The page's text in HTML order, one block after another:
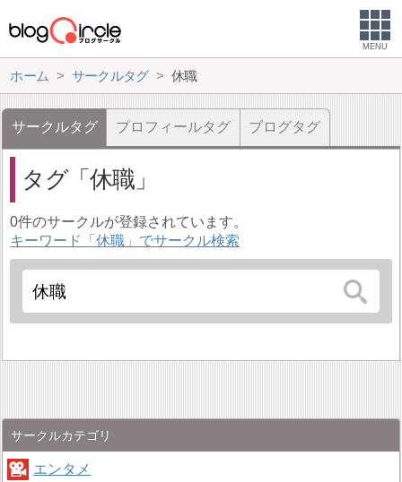
MENU
ホーム サークルタグ 休職
サークルタグ プロフィールタグ ブログタグ
タグ 休職
0件のサークルが登録されています。
キーワード「休職」でサークル検索
サークルカテゴリ
エンタメ